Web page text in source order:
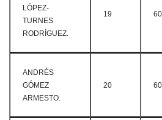
LÓPEZ-
TURNES
RODRÍGUEZ.
19
ANDRÉS
GÓMEZ
ARMESTO.
20